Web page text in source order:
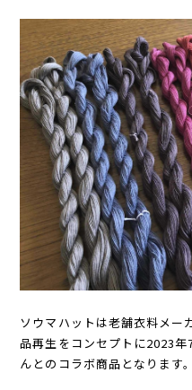
ソウマハットは老舗衣料メー
品再生をコンセプトに2023
んとのコラボ商品となります。